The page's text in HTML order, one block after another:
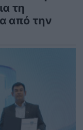
τη
από την